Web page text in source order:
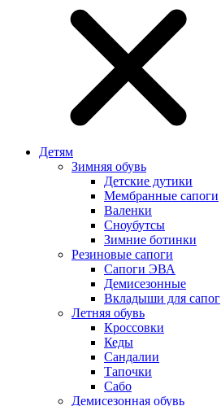
Детям
Зимняя обувь
Детские дутики
Мембранные сапоги
Валенки
Сноубутсы
Зимние ботинки
Резиновые сапоги
Сапоги ЭВА
Демисезонные
Вкладыши для сапог
Летняя обувь
Кроссовки
Кеды
Сандалии
Тапочки
Сабо
Демисезонная обувь